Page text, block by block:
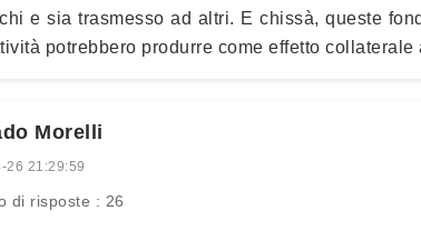
e sia trasmesso ad altri. E chissà, queste
potrebbero produrre come effetto collaterale
Morelli
26 21:29:59
di risposte : 26